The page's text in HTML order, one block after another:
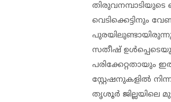
വെടിക്കെട്ടിനും
സതീഷ്
പരിക്കേറ്റതായും
സ്റ്റേഷനുകളിൽ
തൃശൂർ ജില്ലയിലെ